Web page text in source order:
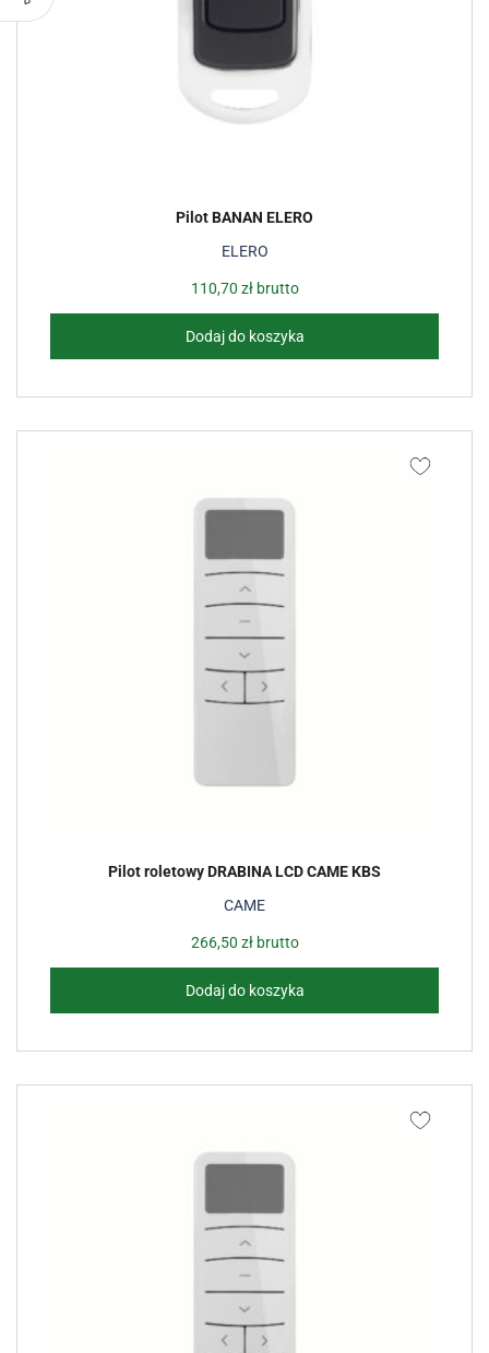
ELERO
Pilot BANAN ELERO
110,70 złbrutto
Dodaj do koszyka
CAME
Pilot roletowy DRABINA LCD CAME KBS
266,50 złbrutto
Dodaj do koszyka